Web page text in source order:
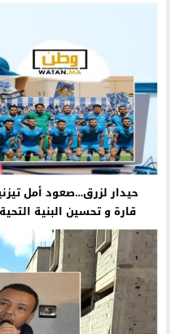
حيدار لزرق…صعود أمل
قارة و تحسين البنية